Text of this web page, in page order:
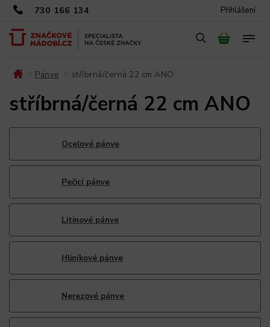
730 166 134 Přihlášení
Pánve stříbrná/černá 22 cm ANO
stříbrná/černá 22 cm ANO
Ocelové pánve
Pečicí pánve
Litinové pánve
Hliníkové pánve
Nerezové pánve